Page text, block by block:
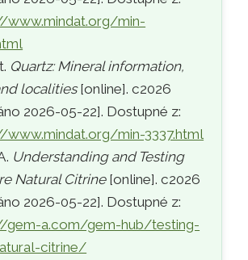
www.mindat.org/min-
Quartz: Mineral information,
localities[online]. c2026
2026-05-22]. Dostupné z:
www.mindat.org/min-3337.html
Understanding and Testing
Natural Citrine[online]. c2026
2026-05-22]. Dostupné z:
gem-a.com/gem-hub/testing-
citrine/